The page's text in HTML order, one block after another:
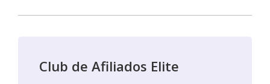
Club de Afiliados Elite